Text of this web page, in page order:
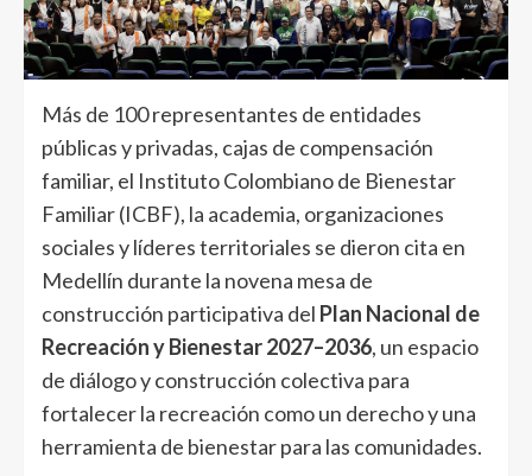
Más de 100 representantes de entidades
públicas y privadas, cajas de compensación
familiar, el Instituto Colombiano de Bienestar
Familiar (ICBF), la academia, organizaciones
sociales y líderes territoriales se dieron cita en
Medellín durante la novena mesa de
construcción participativa del Plan Nacional de
Recreación y Bienestar 2027–2036, un espacio
de diálogo y construcción colectiva para
fortalecer la recreación como un derecho y una
herramienta de bienestar para las comunidades.